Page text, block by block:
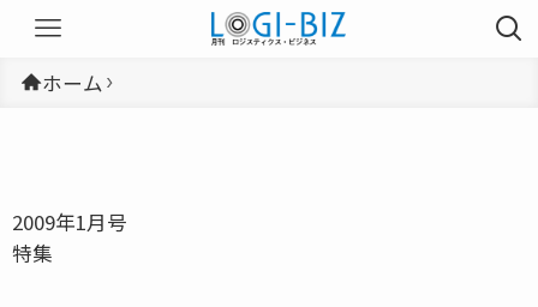
ホーム
2009年1月号
特集